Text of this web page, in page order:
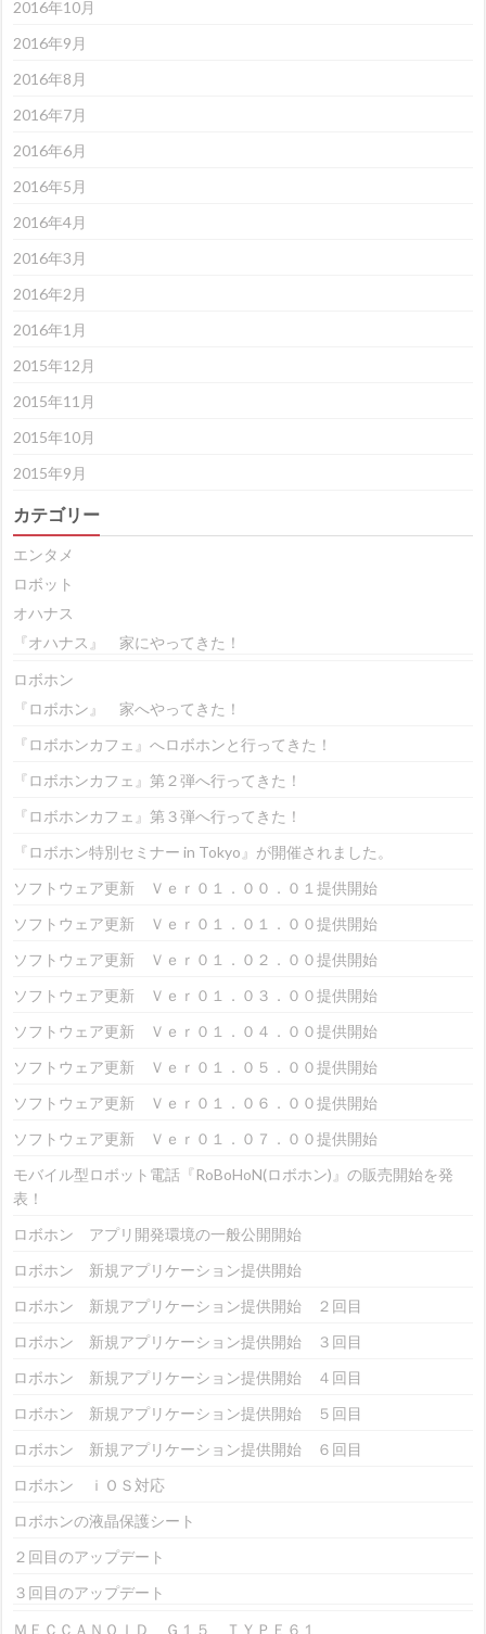
2016年10月
2016年9月
2016年8月
2016年7月
2016年6月
2016年5月
2016年4月
2016年3月
2016年2月
2016年1月
2015年12月
2015年11月
2015年10月
2015年9月
カテゴリー
エンタメ
ロボット
オハナス
『オハナス』 家にやってきた！
ロボホン
『ロボホン』 家へやってきた！
『ロボホンカフェ』へロボホンと行ってきた！
『ロボホンカフェ』第２弾へ行ってきた！
『ロボホンカフェ』第３弾へ行ってきた！
『ロボホン特別セミナー in Tokyo』が開催されました。
ソフトウェア更新 Ｖｅｒ０１．００．０１提供開始
ソフトウェア更新 Ｖｅｒ０１．０１．００提供開始
ソフトウェア更新 Ｖｅｒ０１．０２．００提供開始
ソフトウェア更新 Ｖｅｒ０１．０３．００提供開始
ソフトウェア更新 Ｖｅｒ０１．０４．００提供開始
ソフトウェア更新 Ｖｅｒ０１．０５．００提供開始
ソフトウェア更新 Ｖｅｒ０１．０６．００提供開始
ソフトウェア更新 Ｖｅｒ０１．０７．００提供開始
モバイル型ロボット電話『RoBoHoN(ロボホン)』の販売開始を発
表！
ロボホン アプリ開発環境の一般公開開始
ロボホン 新規アプリケーション提供開始
ロボホン 新規アプリケーション提供開始 ２回目
ロボホン 新規アプリケーション提供開始 ３回目
ロボホン 新規アプリケーション提供開始 ４回目
ロボホン 新規アプリケーション提供開始 ５回目
ロボホン 新規アプリケーション提供開始 ６回目
ロボホン ｉＯＳ対応
ロボホンの液晶保護シート
２回目のアップデート
３回目のアップデート
ＭＥＣＣＡＮＯＩＤ Ｇ１５ ＴＹＰＥ６１